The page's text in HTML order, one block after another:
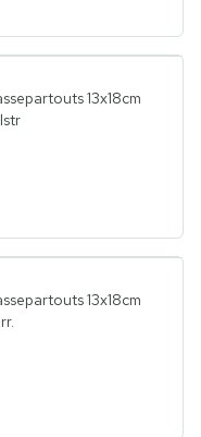
13x18cm
13x18cm